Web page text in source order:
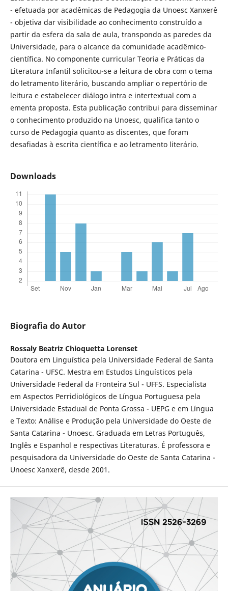
- efetuada por acadêmicas de Pedagogia da Unoesc Xanxerê
- objetiva dar visibilidade ao conhecimento construído a
partir da esfera da sala de aula, transpondo as paredes da
Universidade, para o alcance da comunidade acadêmico-
científica. No componente curricular Teoria e Práticas da
Literatura Infantil solicitou-se a leitura de obra com o tema
do letramento literário, buscando ampliar o repertório de
leitura e estabelecer diálogo intra e intertextual com a
ementa proposta. Esta publicação contribui para disseminar
o conhecimento produzido na Unoesc, qualifica tanto o
curso de Pedagogia quanto as discentes, que foram
desafiadas à escrita científica e ao letramento literário.
Downloads
Biografia do Autor
Rossaly Beatriz Chioquetta Lorenset
Doutora em Linguística pela Universidade Federal de Santa
Catarina - UFSC. Mestra em Estudos Linguísticos pela
Universidade Federal da Fronteira Sul - UFFS. Especialista
em Aspectos Perridiológicos de Língua Portuguesa pela
Universidade Estadual de Ponta Grossa - UEPG e em Língua
e Texto: Análise e Produção pela Universidade do Oeste de
Santa Catarina - Unoesc. Graduada em Letras Português,
Inglês e Espanhol e respectivas Literaturas. É professora e
pesquisadora da Universidade do Oeste de Santa Catarina -
Unoesc Xanxerê, desde 2001.